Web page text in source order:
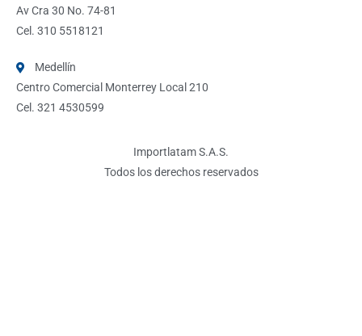
Av Cra 30 No. 74-81
Cel. 310 5518121
Medellín
Centro Comercial Monterrey Local 210
Cel. 321 4530599
Importlatam S.A.S.
Todos los derechos reservados